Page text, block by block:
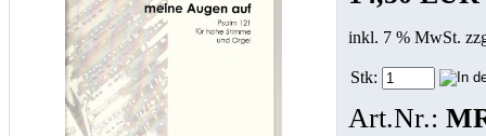
inkl. 7 % MwSt.
Stk:
Art.Nr.: